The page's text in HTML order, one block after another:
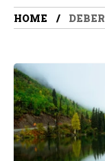
HOME DEBER